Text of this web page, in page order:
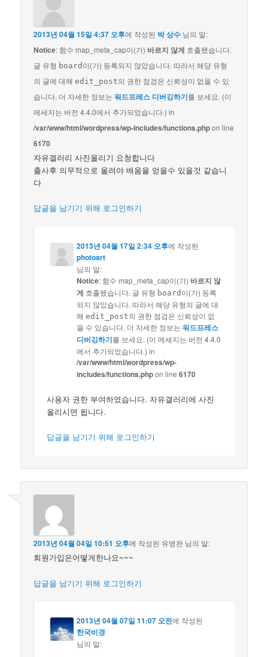
2013년 04월 15일 4:37 오후에 작성된 박 상수 님의 말:
Notice: 함수 map_meta_cap이(가) 바르지 않게 호출됐습니다.
글 유형 board 이(가) 등록되지 않았습니다. 따라서 해당 유형
의 글에 대해edit_post의 권한 점검은 신뢰성이 없을 수 있
습니다. 더 자세한 정보는워드프레스 디버깅하기를 보세요. (이
메세지는 버전 4.4.0에서 추가되었습니다.) in
/var/www/html/wordpress/wp-includes/functions.phpon line
6170
자유겔러리 사진올리기 요청합니다
출사후 의무적으로 올려야 배움을 얻을수 있을것 같습니
다
답글을 남기기 위해 로그인하기
2013년 04월 17일 2:34 오후에 작성된
photoart
님의 말:
Notice: 함수 map_meta_cap이(가) 바르지 않
게 호출됐습니다. 글 유형 board 이(가) 등록
되지 않았습니다. 따라서 해당 유형의 글에 대
해edit_post의 권한 점검은 신뢰성이 없
을 수 있습니다. 더 자세한 정보는워드프레스
디버깅하기를 보세요. (이 메세지는 버전 4.4.0
에서 추가되었습니다.) in
/var/www/html/wordpress/wp-
includes/functions.phpon line6170
사용자 권한 부여하였습니다. 자유갤러리에 사진
올리시면 됩니다.
답글을 남기기 위해 로그인하기
2013년 04월 04일 10:51 오후에 작성된 유병완 님의 말:
회원가입은어떻게한나요~~~
답글을 남기기 위해 로그인하기
2013년 04월 07일 11:07 오전에 작성된
한국비경
님의 말: